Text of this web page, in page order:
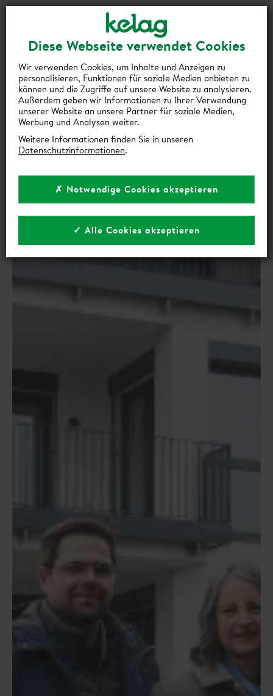
Diese Webseite verwendet Cookies
Wir verwenden Cookies, um Inhalte und Anzeigen zu
personalisieren, Funktionen für soziale Medien anbieten zu
können und die Zugriffe auf unsere Website zu analysieren.
Außerdem geben wir Informationen zu Ihrer Verwendung
unserer Website an unsere Partner für soziale Medien,
Werbung und Analysen weiter.
Weitere Informationen finden Sie in unseren
Datenschutzinformationen.
✗ Notwendige Cookies akzeptieren
✓ Alle Cookies akzeptieren
Login
zurück zur Übersicht
START FREI FÜR ULTRASCHNELLES
INTERNET IN WOLFSBERG: KELAG-
CONNECT AKTIVIERT ERSTE
ANSCHLÜSSE
03 | Dezember 2025